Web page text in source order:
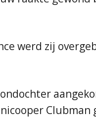
werd zij
Clubman